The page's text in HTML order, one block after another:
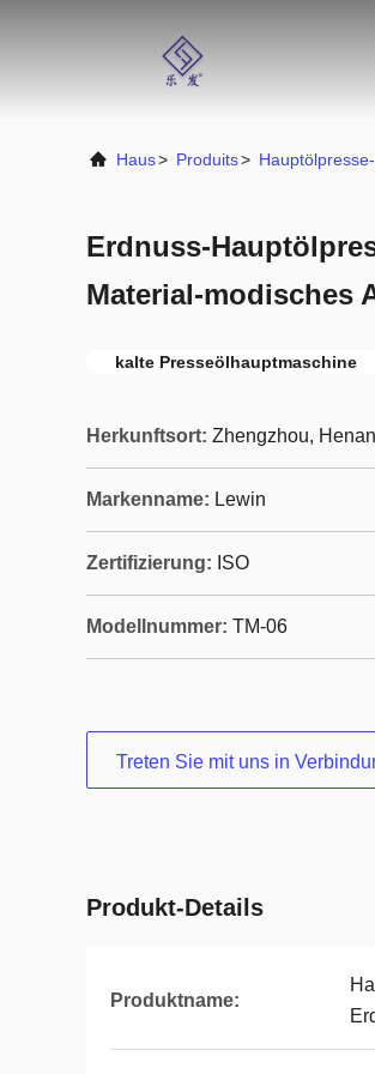
Haus> Produits>
Erdnuss-
Material-modisches
kalte Presseölhauptmaschine
Herkunftsort: Zhengzhou, Henan
Markenname: Lewin
Zertifizierung: ISO
Modellnummer: TM-06
Treten Sie mit uns in
Produkt-Details
Produktname: